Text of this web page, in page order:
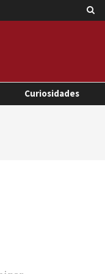
Curiosidades